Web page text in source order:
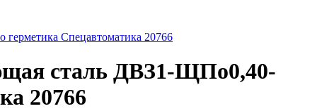
Спецавтоматика 20766
сталь ДВЗ1-ЩПо0,40-
20766